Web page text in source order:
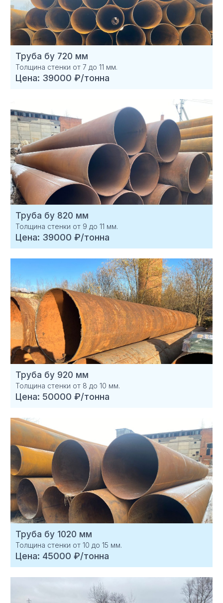
Труба бу 720 мм
Толщина стенки от 7 до 11 мм.
Цена: 39000 ₽/тонна
Труба бу 820 мм
Толщина стенки от 9 до 11 мм.
Цена: 39000 ₽/тонна
Труба бу 920 мм
Толщина стенки от 8 до 10 мм.
Цена: 50000 ₽/тонна
Труба бу 1020 мм
Толщина стенки от 10 до 15 мм.
Цена: 45000 ₽/тонна